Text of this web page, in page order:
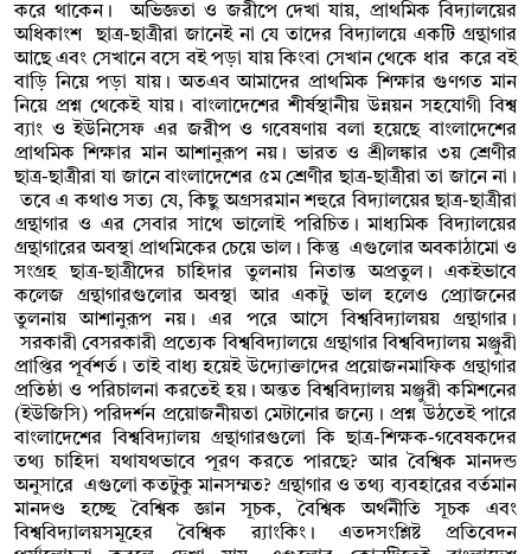
করে থাকেন। অভিজ্ঞতা ও জরীপে দেখা যায়, প্রাথমিক বিদ্যালয়ের
অধিকাংশ ছাত্র-ছাত্রীরা জানেই না যে তাদের বিদ্যালয়ে একটি গ্রন্থাগার
আছে এবং সেখানে বসে বই পড়া যায় কিংবা সেখান থেকে ধার করে বই
বাড়ি নিয়ে পড়া যায়। অতএব আমাদের প্রাথমিক শিক্ষার গুণগত মান
নিয়ে প্রশ্ন থেকেই যায়। বাংলাদেশের শীর্ষস্থানীয় উন্নয়ন সহযোগী বিশ্ব
ব্যাং ও ইউনিসেফ এর জরীপ ও গবেষণায় বলা হয়েছে বাংলাদেশের
প্রাথমিক শিক্ষার মান আশানুরূপ নয়। ভারত ও শ্রীলঙ্কার ৩য় শ্রেণীর
ছাত্র-ছাত্রীরা যা জানে বাংলাদেশের ৫ম শ্রেণীর ছাত্র-ছাত্রীরা তা জানে না।
তবে এ কথাও সত্য যে, কিছু অগ্রসরমান শহুরে বিদ্যালয়ের ছাত্র-ছাত্রীরা
গ্রন্থাগার ও এর সেবার সাথে ভালোই পরিচিত। মাধ্যমিক বিদ্যালয়ের
গ্রন্থাগারের অবস্থা প্রাথমিকের চেয়ে ভাল। কিন্তু এগুলোর অবকাঠামো ও
সংগ্রহ ছাত্র-ছাত্রীদের চাহিদার তুলনায় নিতান্ত অপ্রতুল। একইভাবে
কলেজ গ্রন্থাগারগুলোর অবস্থা আর একটু ভাল হলেও প্র্য়োজনের
তুলনায় আশানুরূপ নয়। এর পরে আসে বিশ্ববিদ্যালয়য় গ্রন্থাগার।
সরকারী বেসরকারী প্রত্যেক বিশ্ববিদ্যালয়ে গ্রন্থাগার বিশ্ববিদ্যালয় মঞ্জুরী
প্রাপ্তির পূর্বশর্ত। তাই বাধ্য হয়েই উদ্যোক্তাদের প্রয়োজনমাফিক গ্রন্থাগার
প্রতিষ্ঠা ও পরিচালনা করতেই হয়। অন্তত বিশ্ববিদ্যালয় মঞ্জুরী কমিশনের
(ইউজিসি) পরিদর্শন প্রয়োজনীয়তা মেটানোর জন্যে। প্রশ্ন উঠতেই পারে
বাংলাদেশের বিশ্ববিদ্যালয় গ্রন্থাগারগুলো কি ছাত্র-শিক্ষক-গবেষকদের
তথ্য চাহিদা যথাযথভাবে পূরণ করতে পারছে? আর বৈশ্বিক মানদন্ড
অনুসারে এগুলো কতটুকু মানসম্মত? গ্রন্থাগার ও তথ্য ব্যবহারের বর্তমান
মানদণ্ড হচ্ছে বৈশ্বিক জ্ঞান সূচক, বৈশ্বিক অর্থনীতি সূচক এবং
বিশ্ববিদ্যালয়সমূহের বৈশ্বিক র‍্যাংকিং। এতদসংশ্লিষ্ট প্রতিবেদন